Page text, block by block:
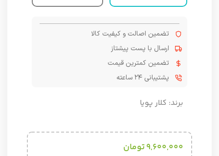
تضمین اصالت و کیفیت کالا
ارسال با پست پیشتاز
تضمین کمترین قیمت
پشتیبانی ۲۴ ساعته
برند: کلار پویا
9,600,000تومان